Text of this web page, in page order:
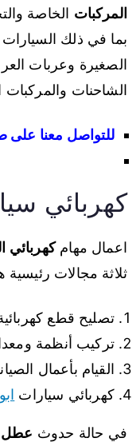
المركبات الخاصة
بما في ذلك السيارات
الصغيرة وعربات
الشاحنات والمركبات
للتواصل معنا على
كهربائي
اعمال مهامكهربائي
ثلاثة مجالات
تصليح قطع
تركيب أنظمة
القيام بأعمال
كهربائي سيارات
في حالة حدوث عطل